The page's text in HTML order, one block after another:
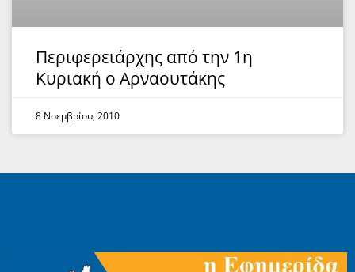
Περιφερειάρχης από την 1η
Κυριακή ο Αρναουτάκης
8 Νοεμβρίου, 2010